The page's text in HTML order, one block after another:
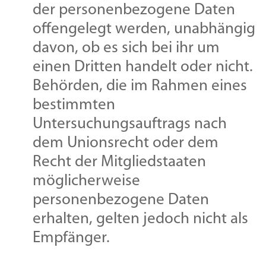
der personenbezogene Daten
offengelegt werden, unabhängig
davon, ob es sich bei ihr um
einen Dritten handelt oder nicht.
Behörden, die im Rahmen eines
bestimmten
Untersuchungsauftrags nach
dem Unionsrecht oder dem
Recht der Mitgliedstaaten
möglicherweise
personenbezogene Daten
erhalten, gelten jedoch nicht als
Empfänger.